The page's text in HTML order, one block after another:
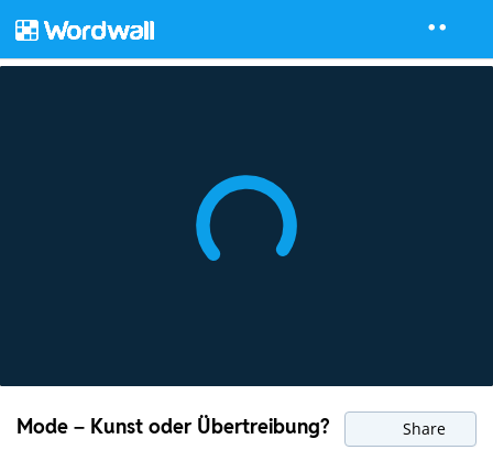
Mode – Kunst oder Übertreibung? Share